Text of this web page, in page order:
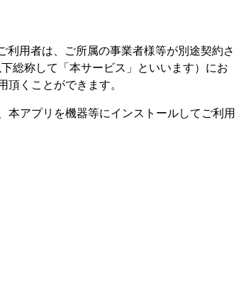
用者は、ご所属の事業者様等が別途契約さ
総称して「本サービス」といいます）にお
くことができます。
アプリを機器等にインストールしてご利用